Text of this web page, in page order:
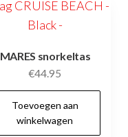
MARES snorkeltas
€44.95
Toevoegen aan
winkelwagen